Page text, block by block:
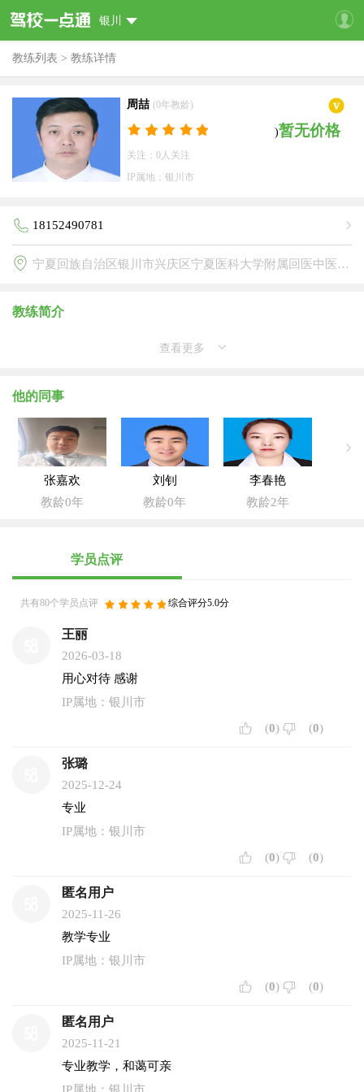
银川
教练列表 > 教练详情
周喆 (0年教龄)
)暂无价格
关注：0人关注
IP属地：银川市
18152490781
宁夏回族自治区银川市兴庆区宁夏医科大学附属回医中医医院(联达驾校)
教练简介
查看更多
他的同事
张嘉欢
教龄0年
刘钊
教龄0年
李春艳
教龄2年
学员点评
共有80个学员点评 综合评分5.0分
王丽
2026-03-18
用心对待 感谢
IP属地：银川市
(0) (0)
张璐
2025-12-24
专业
IP属地：银川市
(0) (0)
匿名用户
2025-11-26
教学专业
IP属地：银川市
(0) (0)
匿名用户
2025-11-21
专业教学，和蔼可亲